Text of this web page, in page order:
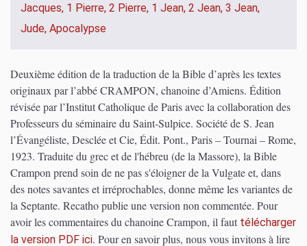
Jacques, 1 Pierre, 2 Pierre, 1 Jean, 2 Jean, 3 Jean,
Jude, Apocalypse
Deuxième édition de la traduction de la Bible d’après les textes
originaux par l’abbé CRAMPON, chanoine d’Amiens. Édition
révisée par l’Institut Catholique de Paris avec la collaboration des
Professeurs du séminaire du Saint-Sulpice. Société de S. Jean
l’Évangéliste, Desclée et Cie, Édit. Pont., Paris – Tournai – Rome,
1923. Traduite du grec et de l'hébreu (de la Massore), la Bible
Crampon prend soin de ne pas s'éloigner de la Vulgate et, dans
des notes savantes et irréprochables, donne même les variantes de
la Septante. Recatho publie une version non commentée. Pour
avoir les commentaires du chanoine Crampon, il faut télécharger
la version PDF ici. Pour en savoir plus, nous vous invitons à lire